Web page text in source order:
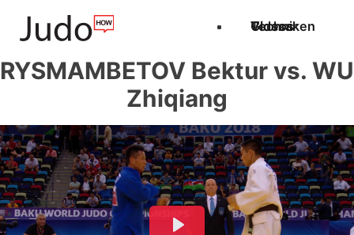
Techniken
Videos
Glossar
RYSMAMBETOV Bektur vs. WU
Zhiqiang